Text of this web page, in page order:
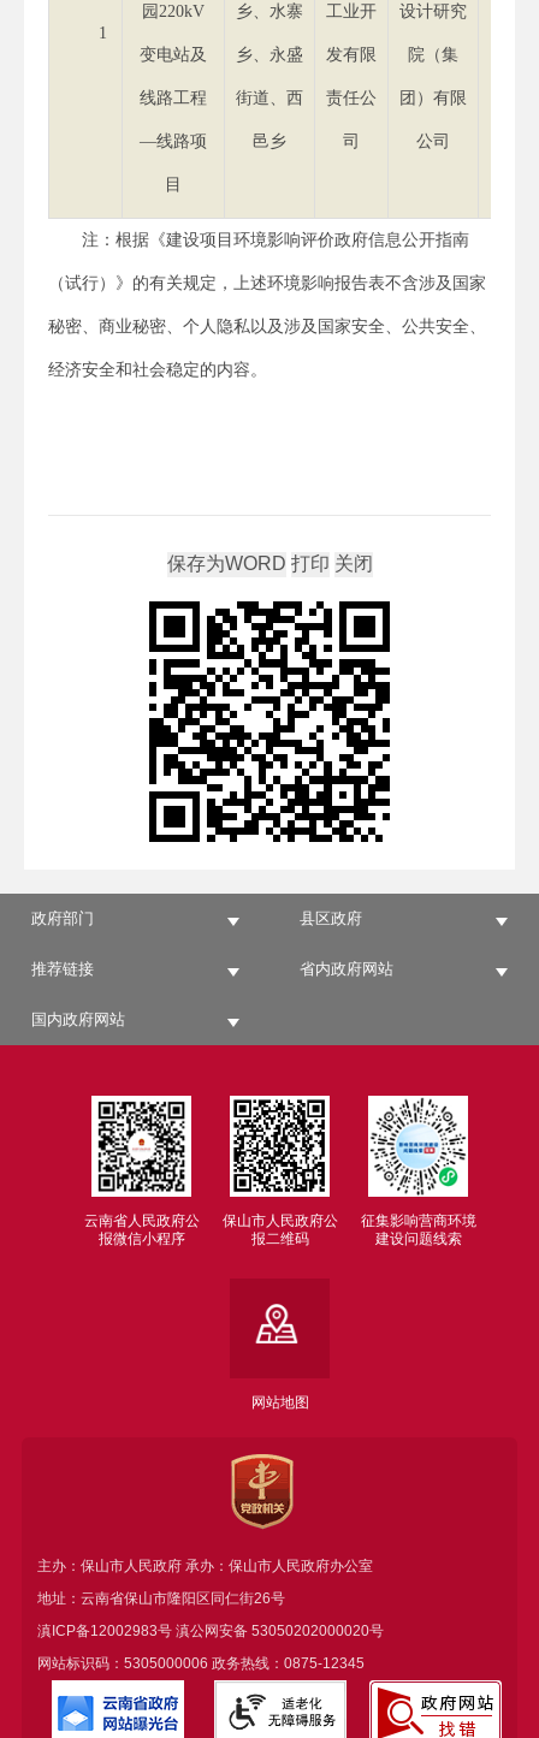
1
园220kV
变电站及
线路工程
—线路项
目
乡、水寨
乡、永盛
街道、西
邑乡
工业开
发有限
责任公
司
设计研究
院（集
团）有限
公司
注：根据《建设项目环境影响评价政府信息公开指南
（试行）》的有关规定，上述环境影响报告表不含涉及国家
秘密、商业秘密、个人隐私以及涉及国家安全、公共安全、
经济安全和社会稳定的内容。
政府部门 县区政府
推荐链接 省内政府网站
国内政府网站
云南省人民政府公
报微信小程序
保山市人民政府公
报二维码
征集影响营商环境
建设问题线索
网站地图
主办：保山市人民政府 承办：保山市人民政府办公室
地址：云南省保山市隆阳区同仁街26号
滇ICP备12002983号滇公网安备 53050202000020号
网站标识码：5305000006 政务热线：0875-12345